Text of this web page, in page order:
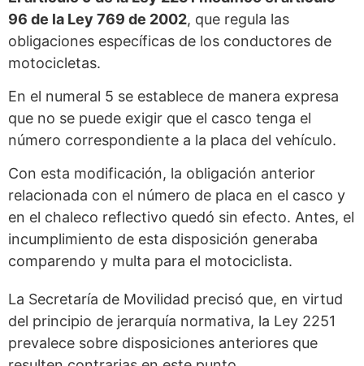
96 de la Ley 769 de 2002, que regula las
obligaciones específicas de los conductores de
motocicletas.
En el numeral 5 se establece de manera expresa
que no se puede exigir que el casco tenga el
número correspondiente a la placa del vehículo.
Con esta modificación, la obligación anterior
relacionada con el número de placa en el casco y
en el chaleco reflectivo quedó sin efecto. Antes, el
incumplimiento de esta disposición generaba
comparendo y multa para el motociclista.
La Secretaría de Movilidad precisó que, en virtud
del principio de jerarquía normativa, la Ley 2251
prevalece sobre disposiciones anteriores que